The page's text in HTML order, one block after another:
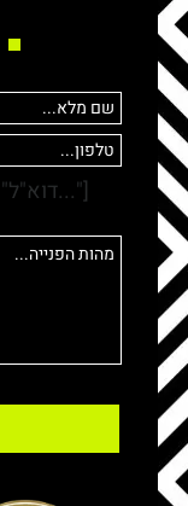
[email* your-email placeholder "דוא"ל..."]